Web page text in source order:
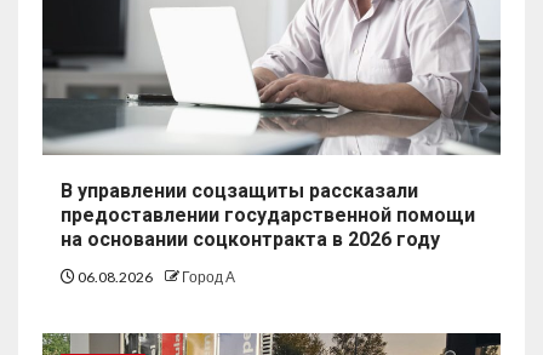
В управлении соцзащиты рассказали
предоставлении государственной помощи
на основании соцконтракта в 2026 году
06.08.2026 Город А